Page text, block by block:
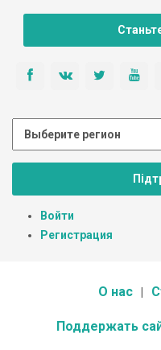
Войти
Регистрация
О нас
Поддержать